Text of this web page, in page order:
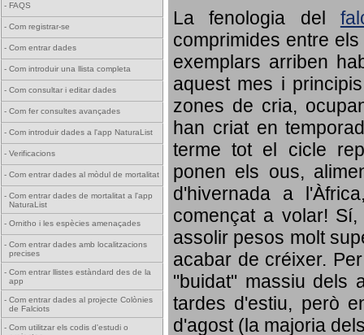
- FAQS
- Com registrar-se
- Com entrar dades
- Com introduir una llista completa
- Com consultar i editar dades
- Com fer consultes avançades
- Com introduir dades a l'app NaturaList
- Verificacions
- Com entrar dades al mòdul de mortalitat
- Com entrar dades de mortalitat a l'app
NaturaList
- Ornitho i les espècies amenaçades
- Com entrar dades amb localitzacions
precises
- Com entrar llistes estàndard des de la
app
- Com entrar dades al projecte Colònies
de Falciots
- Com utilitzar els codis d'estudi o
La fenologia del
comprimides entre
exemplars arriben
aquest mes i
zones de cria,
han criat en
terme tot el cicle
ponen els ous,
d'hivernada a
començat a volar!
assolir pesos molt
acabar de créixer.
"buidat" massiu dels
tardes d'estiu, però
d'agost (la majoria